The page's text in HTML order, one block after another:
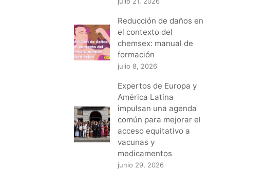
Reducción de daños en
el contexto del
chemsex: manual de
formación
julio 8, 2026
Expertos de Europa y
América Latina
impulsan una agenda
común para mejorar el
acceso equitativo a
vacunas y
medicamentos
junio 29, 2026